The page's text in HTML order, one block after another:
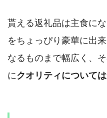
貰える返礼品は主食に
をちょっぴり豪華に出
なるものまで幅広く、
にクオリティについて